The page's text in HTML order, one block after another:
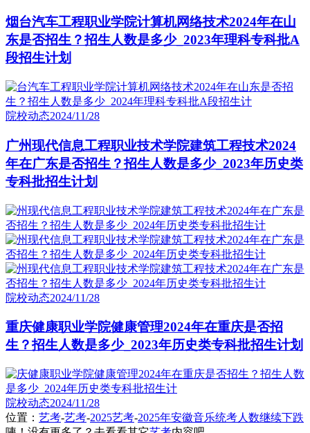
烟台汽车工程职业学院计算机网络技术2024年在山
东是否招生？招生人数是多少_2023年理科专科批A
段招生计划
院校动态2024/11/28
广州现代信息工程职业技术学院建筑工程技术2024
年在广东是否招生？招生人数是多少_2023年历史类
专科批招生计划
院校动态2024/11/28
重庆健康职业学院健康管理2024年在重庆是否招
生？招生人数是多少_2023年历史类专科批招生计划
院校动态2024/11/28
位置： 艺考-艺考-2025艺考-2025年安徽音乐统考人数继续下跌